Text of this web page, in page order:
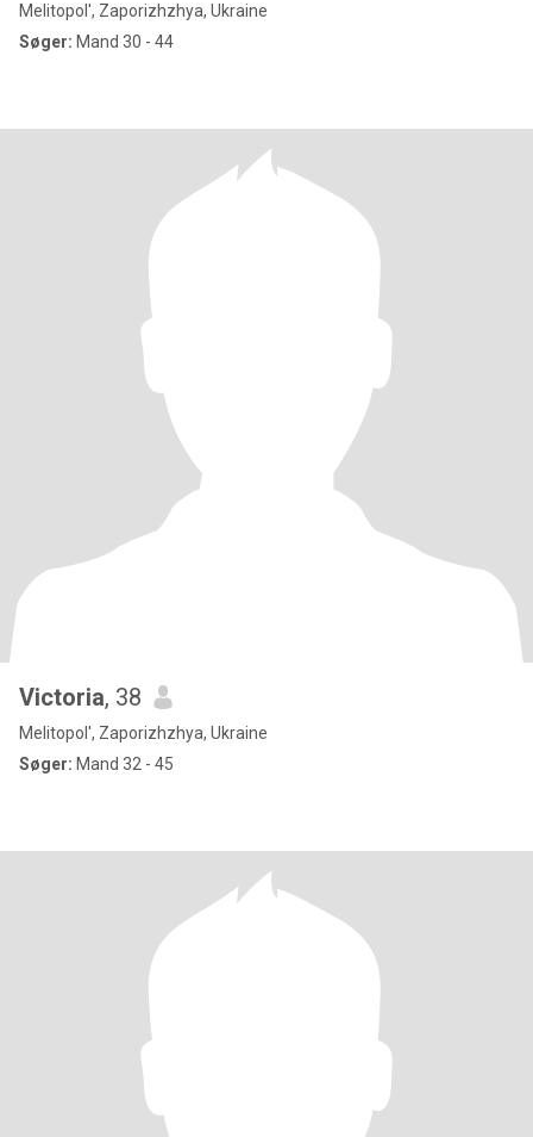
Melitopol', Zaporizhzhya, Ukraine
Søger: Mand 30 - 44
Victoria, 38
Melitopol', Zaporizhzhya, Ukraine
Søger: Mand 32 - 45